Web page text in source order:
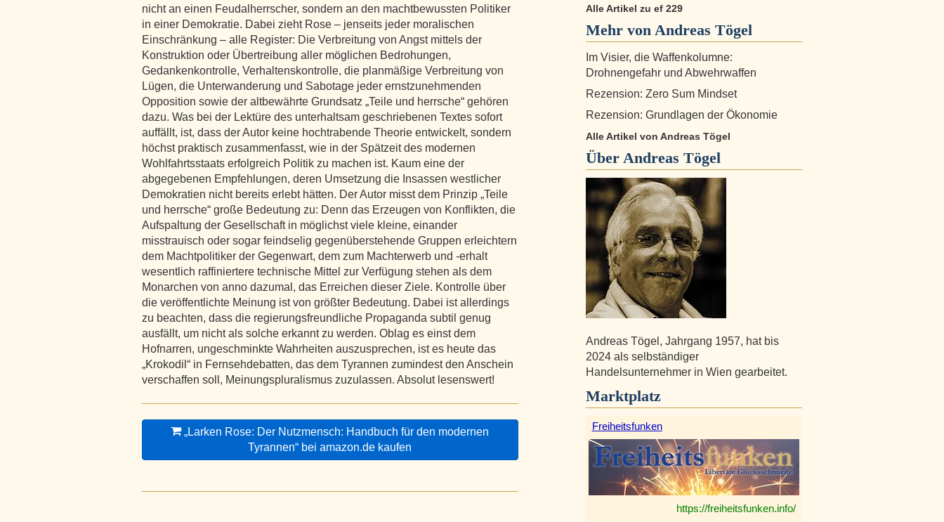
nicht an einen Feudalherrscher, sondern an den machtbewussten Politiker
in einer Demokratie. Dabei zieht Rose – jenseits jeder moralischen
Einschränkung – alle Register: Die Verbreitung von Angst mittels der
Konstruktion oder Übertreibung aller möglichen Bedrohungen,
Gedankenkontrolle, Verhaltenskontrolle, die planmäßige Verbreitung von
Lügen, die Unterwanderung und Sabotage jeder ernstzunehmenden
Opposition sowie der altbewährte Grundsatz „Teile und herrsche“ gehören
dazu. Was bei der Lektüre des unterhaltsam geschriebenen Textes sofort
auffällt, ist, dass der Autor keine hochtrabende Theorie entwickelt, sondern
höchst praktisch zusammenfasst, wie in der Spätzeit des modernen
Wohlfahrtsstaats erfolgreich Politik zu machen ist. Kaum eine der
abgegebenen Empfehlungen, deren Umsetzung die Insassen westlicher
Demokratien nicht bereits erlebt hätten. Der Autor misst dem Prinzip „Teile
und herrsche“ große Bedeutung zu: Denn das Erzeugen von Konflikten, die
Aufspaltung der Gesellschaft in möglichst viele kleine, einander
misstrauisch oder sogar feindselig gegenüberstehende Gruppen erleichtern
dem Machtpolitiker der Gegenwart, dem zum Machterwerb und -erhalt
wesentlich raffiniertere technische Mittel zur Verfügung stehen als dem
Monarchen von anno dazumal, das Erreichen dieser Ziele. Kontrolle über
die veröffentlichte Meinung ist von größter Bedeutung. Dabei ist allerdings
zu beachten, dass die regierungsfreundliche Propaganda subtil genug
ausfällt, um nicht als solche erkannt zu werden. Oblag es einst dem
Hofnarren, ungeschminkte Wahrheiten auszusprechen, ist es heute das
„Krokodil“ in Fernsehdebatten, das dem Tyrannen zumindest den Anschein
verschaffen soll, Meinungspluralismus zuzulassen. Absolut lesenswert!
„Larken Rose: Der Nutzmensch: Handbuch für den modernen
Tyrannen“ bei amazon.de kaufen
Alle Artikel zu ef 229
Mehr von Andreas Tögel
Im Visier, die Waffenkolumne:
Drohnengefahr und Abwehrwaffen
Rezension: Zero Sum Mindset
Rezension: Grundlagen der Ökonomie
Alle Artikel von Andreas Tögel
Über Andreas Tögel
Andreas Tögel, Jahrgang 1957, hat bis
2024 als selbständiger
Handelsunternehmer in Wien gearbeitet.
Marktplatz
Freiheitsfunken
https://freiheitsfunken.info/